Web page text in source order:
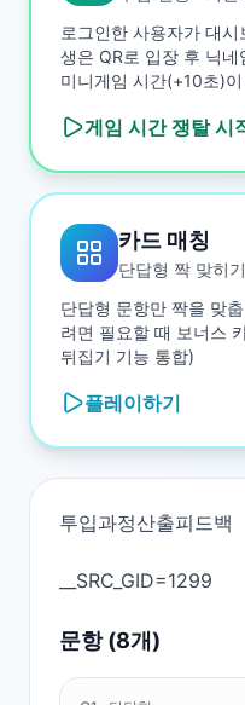
로그인한 사용자가 대
생은 QR로 입장 후 닉
미니게임 시간(+10초)
게임 시간 쟁탈시
카드 매칭
단답형 짝 맞히기
단답형 문항만 짝을 맞
려면 필요할 때 보너스
뒤집기 기능 통합)
플레이하기
투입과정산출피드백
문항 (8개)